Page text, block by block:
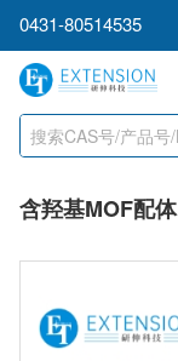
0431-80514535
含羟基MOF配体